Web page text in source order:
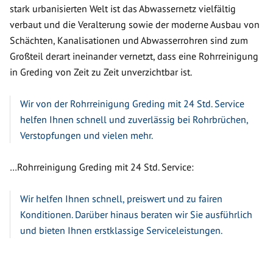
stark urbanisierten Welt ist das Abwassernetz vielfältig
verbaut und die Veralterung sowie der moderne Ausbau von
Schächten, Kanalisationen und Abwasserrohren sind zum
Großteil derart ineinander vernetzt, dass eine Rohrreinigung
in Greding von Zeit zu Zeit unverzichtbar ist.
Wir von der Rohrreinigung Greding mit 24 Std. Service
helfen Ihnen schnell und zuverlässig bei Rohrbrüchen,
Verstopfungen und vielen mehr.
…Rohrreinigung Greding mit 24 Std. Service:
Wir helfen Ihnen schnell, preiswert und zu fairen
Konditionen. Darüber hinaus beraten wir Sie ausführlich
und bieten Ihnen erstklassige Serviceleistungen.